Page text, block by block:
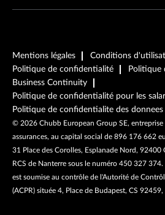
Mentions légales Conditions
Politique de confidentialité
Politique
Business Continuity
Politique de confidentialité pour les
Politique de confidentialite des
© 2026 Chubb European Group SE, entreprise
assurances, au capital social de 896 176 662
31 Place des Corolles, Esplanade Nord, 92400
RCS de Nanterre sous le numéro 450 327
est soumise au contrôle de l'Autorité de
(ACPR) située 4, Place de Budapest, CS